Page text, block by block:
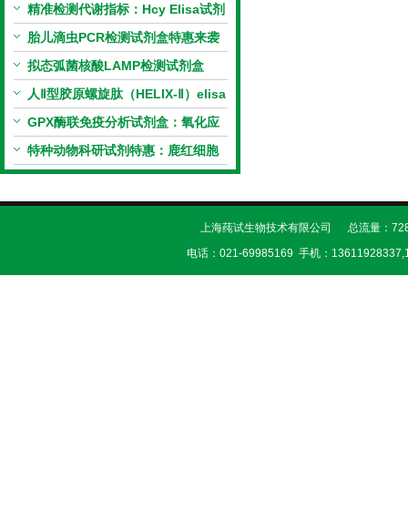
盒特惠
精准检测代谢指标：Hcy Elisa试剂
盒的科研应用与技术特点
胎儿滴虫PCR检测试剂盒特惠来袭
拟态弧菌核酸LAMP检测试剂盒
（恒温荧光法）新品上市优惠活动
人Ⅱ型胶原螺旋肽（HELIX-Ⅱ）elisa
试剂盒科研优惠活动开启
GPX酶联免疫分析试剂盒：氧化应
激研究精准检测工具
特种动物科研试剂特惠：鹿红细胞
膜蛋白(EMP)ELISA试剂盒让利活
动开启
上海莼试生物技术有限公司 总流量：
电话：021-69985169 手机：